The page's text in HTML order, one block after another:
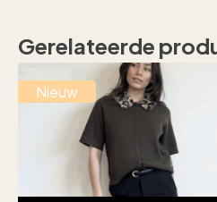
Gerelateerde
Nieuw